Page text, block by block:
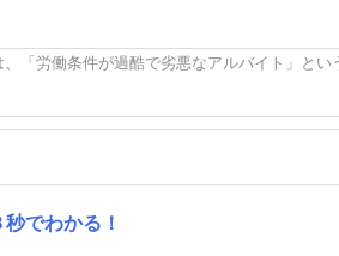
「労働条件が過酷で劣悪なアルバイト」と
でわかる！